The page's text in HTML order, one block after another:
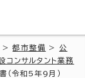
>都市整備 > 公
コンサルタント業務
（令和5年9月）